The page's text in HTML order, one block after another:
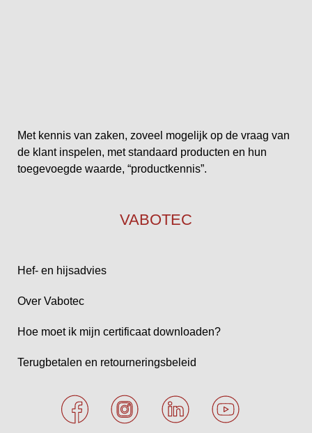
Met kennis van zaken, zoveel mogelijk op de vraag van
de klant inspelen, met standaard producten en hun
toegevoegde waarde, “productkennis”.
VABOTEC
Hef- en hijsadvies
Over Vabotec
Hoe moet ik mijn certificaat downloaden?
Terugbetalen en retourneringsbeleid